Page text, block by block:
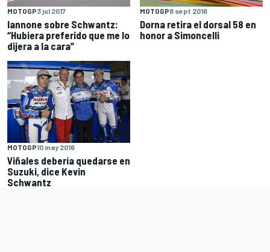
MOTOGP3 jul 2017
Iannone sobre Schwantz:
“Hubiera preferido que me lo
dijera a la cara”
MOTOGP8 sept 2016
Dorna retira el dorsal 58 en
honor a Simoncelli
MOTOGP10 may 2016
Viñales debería quedarse en
Suzuki, dice Kevin
Schwantz